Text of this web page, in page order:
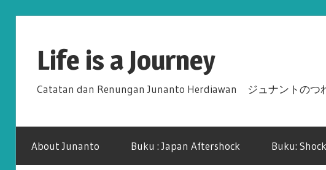
contentLife is a Journey
Catatan dan Renungan Junanto Herdiawan ジュナントのつ
About Junanto Buku : Japan Aftershock Buku: